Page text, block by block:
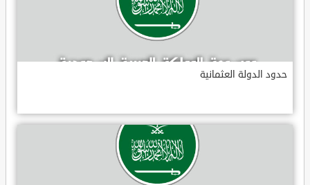
حدود الدولة العثمانية